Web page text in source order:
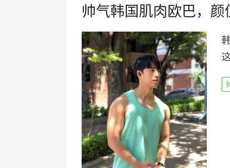
帅气韩国肌肉欧巴，